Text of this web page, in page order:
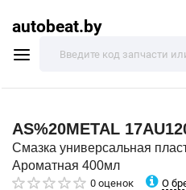
autobeat.by
AS%20METAL
Смазка универсальная
Ароматная 400мл
0 оценок О